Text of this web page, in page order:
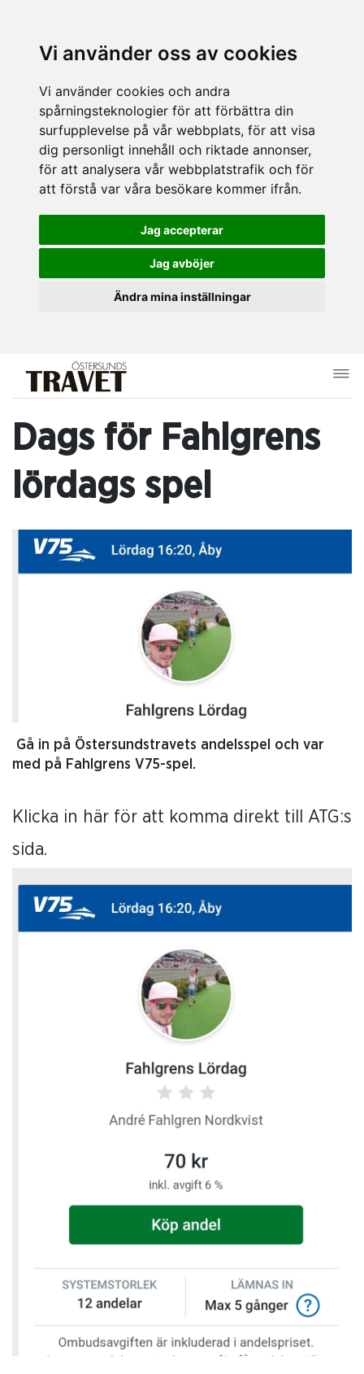
Vi använder oss av cookies
Vi använder cookies och andra
spårningsteknologier för att förbättra din
surfupplevelse på vår webbplats, för att visa
dig personligt innehåll och riktade annonser,
för att analysera vår webbplatstrafik och för
att förstå var våra besökare kommer ifrån.
Jag accepterar
Jag avböjer
Ändra mina inställningar
Dags för Fahlgrens
lördags spel
Gå in på Östersundstravets andelsspel och var
med på Fahlgrens V75-spel.
Klicka in här för att komma direkt till ATG:s
sida.